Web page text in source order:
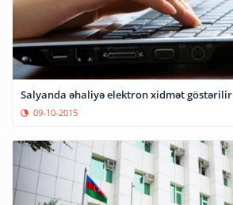
Salyanda əhaliyə elektron xidmət göstərilir
09-10-2015